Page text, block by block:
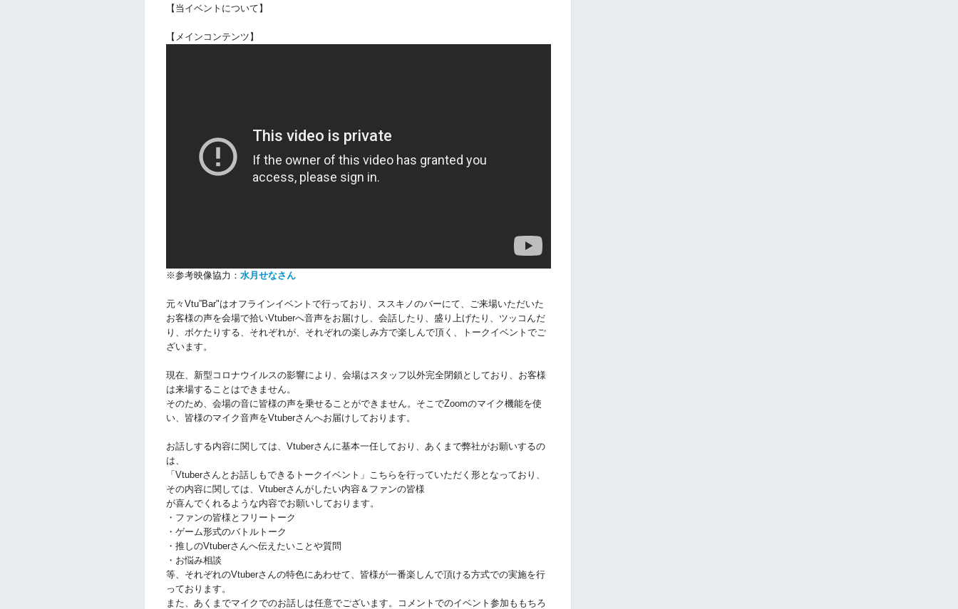
【当イベントについて】
【メインコンテンツ】
※参考映像協力： 水月せなさん
元々Vtu”Bar"はオフラインイベントで行っており、ススキノのバーにて、ご来場いただいた
お客様の声を会場で拾いVtuberへ音声をお届けし、会話したり、盛り上げたり、ツッコんだ
り、ボケたりする、 それぞれが、それぞれの楽しみ方で楽しんで頂く、トークイベントでご
ざいます。
現在、新型コロナウイルスの影響により、会場はスタッフ以外完全閉鎖としており、お客様
は来場することはできません。
そのため、会場の音に皆様の声を乗せることができません。そこでZoomのマイク機能を使
い、皆様のマイク音声をVtuberさんへお届けしております。
お話しする内容に関しては、Vtuberさんに基本一任しており、あくまで弊社がお願いするの
は、
「Vtuberさんとお話しもできるトークイベント」こちらを行っていただく形となっており、
その内容に関しては、Vtuberさんがしたい内容＆ファンの皆様
が喜んでくれるような内容でお願いしております。
・ファンの皆様とフリートーク
・ゲーム形式のバトルトーク
・推しのVtuberさんへ伝えたいことや質問
・お悩み相談
等、それぞれのVtuberさんの特色にあわせて、皆様が一番楽しんで頂ける方式での実施を行
っております。
また、あくまでマイクでのお話しは任意でございます。コメントでのイベント参加ももちろ